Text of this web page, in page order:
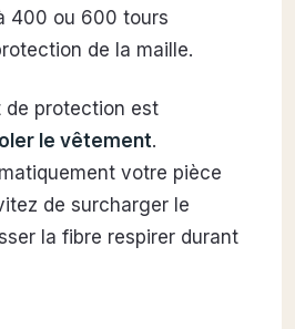
400 ou 600 tours
de la maille.
de protection est
le vêtement.
votre pièce
de surcharger le
la fibre respirer durant